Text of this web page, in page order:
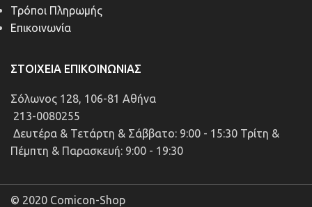
Τρόποι Πληρωμής
Επικοινωνία
ΣΤΟΙΧΕΊΑ ΕΠΙΚΟΙΝΩΝΊΑΣ
Σόλωνος 128, 106-81 Αθήνα
213-0080255
Δευτέρα & Τετάρτη & Σάββατο: 9:00 - 15:30 Τρίτη &
Πέμπτη & Παρασκευή: 9:00 - 19:30
© 2020 Comicon-Shop